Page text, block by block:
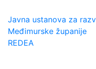
Javna ustanova za
Međimurske županije
REDEA